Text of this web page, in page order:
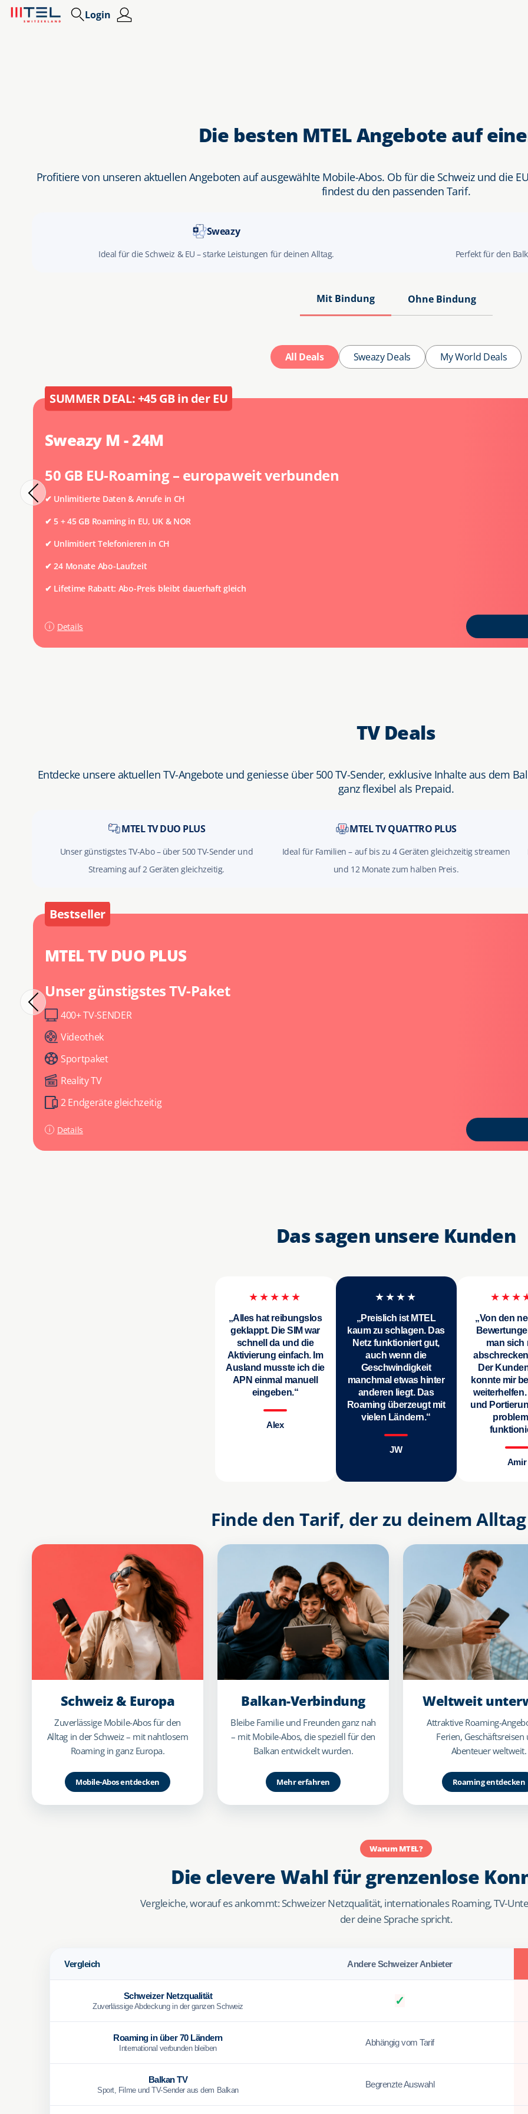
Login
Die besten MTEL Angebote auf
Profitiere von unseren aktuellen Angeboten auf ausgewählte Mobile-Abos. Ob für die Schweiz und die
findest du den passenden Tarif.
Sweazy
Ideal für die Schweiz & EU – starke Leistungen für deinen Alltag. Perfekt für den
Mit Bindung Ohne Bindung
All Deals Sweazy Deals My World Deals
SUMMER DEAL: +45 GB in der EU
Sweazy M - 24M
50 GB EU-Roaming – europaweit verbunden
✔ Unlimitierte Daten & Anrufe in CH
✔ 5 + 45 GB Roaming in EU, UK & NOR
✔ Unlimitiert Telefonieren in CH
✔ 24 Monate Abo-Laufzeit
✔ Lifetime Rabatt: Abo-Preis bleibt dauerhaft gleich
Details
TV Deals
Entdecke unsere aktuellen TV-Angebote und geniesse über 500 TV-Sender, exklusive Inhalte aus dem
ganz flexibel als Prepaid.
MTEL TV DUO PLUS
Unser günstigstes TV-Abo – über 500 TV-Sender und
Streaming auf 2 Geräten gleichzeitig.
MTEL TV QUATTRO PLUS
Ideal für Familien – auf bis zu 4 Geräten gleichzeitig streamen
und 12 Monate zum halben Preis.
Bestseller
MTEL TV DUO PLUS
Unser günstigstes TV-Paket
400+ TV-SENDER
Videothek
Sportpaket
Reality TV
2 Endgeräte gleichzeitig
Details
Das sagen unsere Kunden
★★★★★
„Alles hat reibungslos
geklappt. Die SIM war
schnell da und die
Aktivierung einfach. Im
Ausland musste ich die
APN einmal manuell
eingeben.“
Alex
★★★★
„Preislich ist MTEL
kaum zu schlagen. Das
Netz funktioniert gut,
auch wenn die
Geschwindigkeit
manchmal etwas hinter
anderen liegt. Das
Roaming überzeugt mit
vielen Ländern.“
JW
„Von den
man sich
Der
konnte mir
und
Amir
Finde den Tarif, der zu deinem
Schweiz & Europa
Zuverlässige Mobile-Abos für den
Alltag in der Schweiz – mit nahtlosem
Roaming in ganz Europa.
Mobile-Abos entdecken
Balkan-Verbindung
Bleibe Familie und Freunden ganz nah
– mit Mobile-Abos, die speziell für den
Balkan entwickelt wurden.
Mehr erfahren
Weltweit
Attraktive Roaming-
Ferien, Geschäftsreisen
Abenteuer weltweit.
Roaming entdecken
Warum MTEL?
Die clevere Wahl für grenzenlose
Vergleiche, worauf es ankommt: Schweizer Netzqualität, internationales Roaming, TV-
der deine Sprache spricht.
Vergleich Andere Schweizer Anbieter
Schweizer Netzqualität
Zuverlässige Abdeckung in der ganzen Schweiz ✓
Roaming in über 70 Ländern
International verbunden bleiben
Abhängig vom Tarif
Balkan TV
Sport, Filme und TV-Sender aus dem Balkan
Begrenzte Auswahl